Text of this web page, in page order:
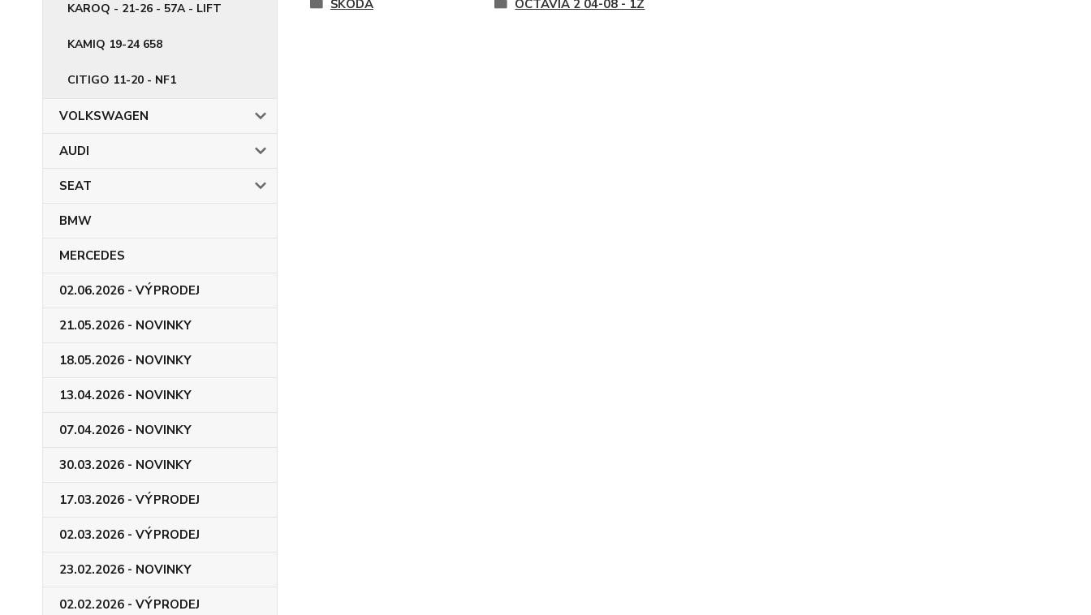
KAROQ - 21-26 - 57A - LIFT
KAMIQ 19-24 658
CITIGO 11-20 - NF1
VOLKSWAGEN
AUDI
SEAT
BMW
MERCEDES
02.06.2026 - VÝPRODEJ
21.05.2026 - NOVINKY
18.05.2026 - NOVINKY
13.04.2026 - NOVINKY
07.04.2026 - NOVINKY
30.03.2026 - NOVINKY
17.03.2026 - VÝPRODEJ
02.03.2026 - VÝPRODEJ
23.02.2026 - NOVINKY
02.02.2026 - VÝPRODEJ
ŠKODA OCTAVIA 2 04-08 - 1Z